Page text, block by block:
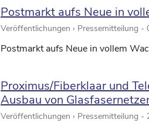
Postmarkt aufs Neue in
Veröffentlichungen › Pressemitteilung -
Postmarkt aufs Neue in vollem
Proximus/Fiberklaar und
Ausbau von
Veröffentlichungen › Pressemitteilung -